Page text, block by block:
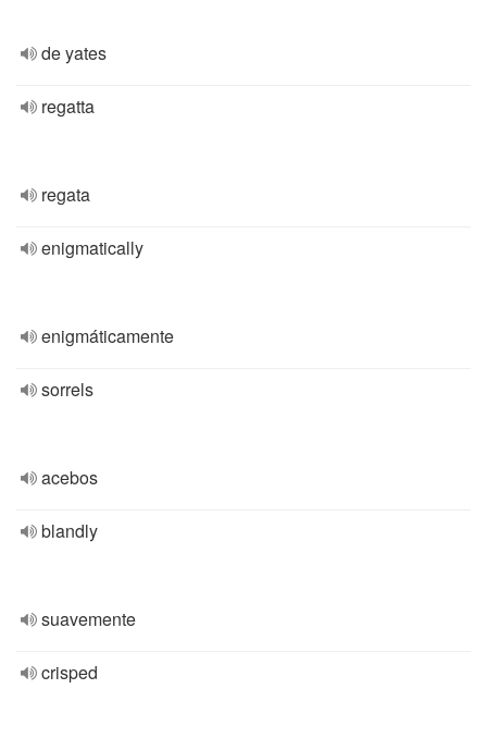
de yates
regatta
regata
enigmatically
enigmáticamente
sorrels
acebos
blandly
suavemente
crisped